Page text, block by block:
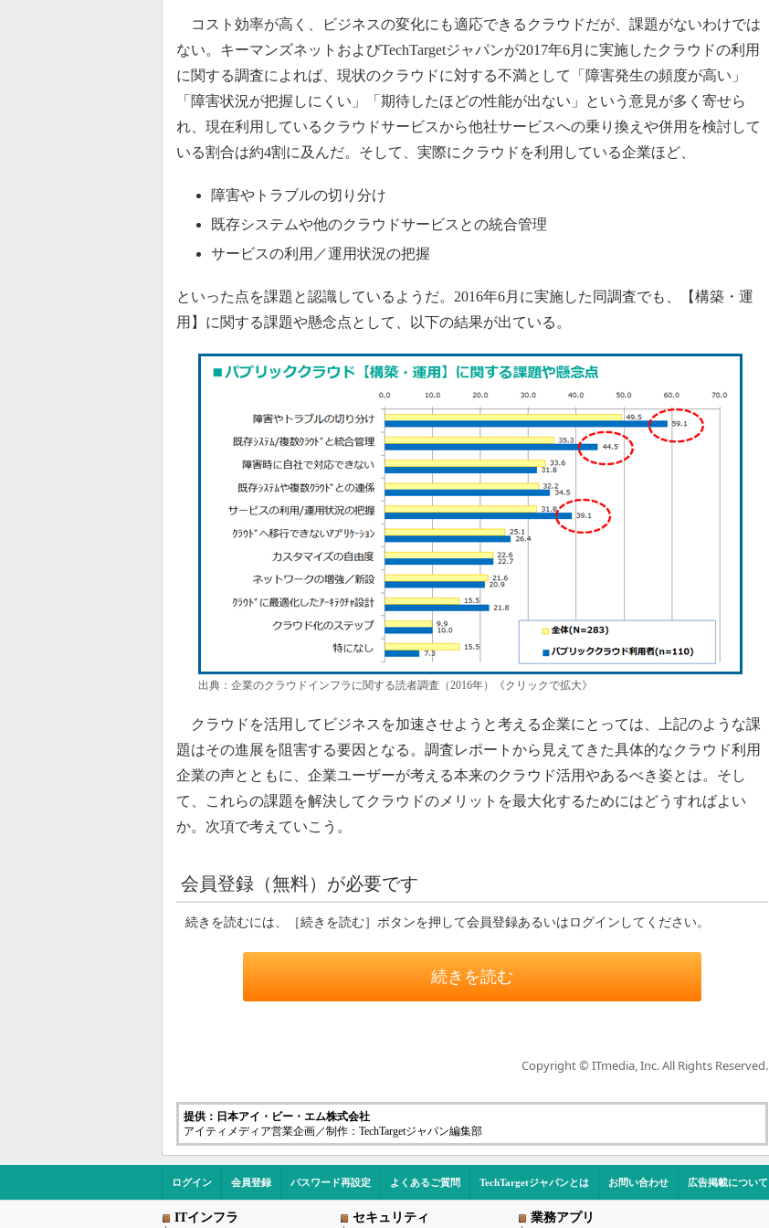
コスト効率が高く、ビジネスの変化にも適応できるクラウドだが、課題がないわけでは
ない。キーマンズネットおよびTechTargetジャパンが2017年6月に実施したクラウドの利用
に関する調査によれば、現状のクラウドに対する不満として「障害発生の頻度が高い」
「障害状況が把握しにくい」「期待したほどの性能が出ない」という意見が多く寄せら
れ、現在利用しているクラウドサービスから他社サービスへの乗り換えや併用を検討して
いる割合は約4割に及んだ。そして、実際にクラウドを利用している企業ほど、
障害やトラブルの切り分け
既存システムや他のクラウドサービスとの統合管理
サービスの利用／運用状況の把握
といった点を課題と認識しているようだ。2016年6月に実施した同調査でも、【構築・運
用】に関する課題や懸念点として、以下の結果が出ている。
出典：企業のクラウドインフラに関する読者調査（2016年）《クリックで拡大》
クラウドを活用してビジネスを加速させようと考える企業にとっては、上記のような課
題はその進展を阻害する要因となる。調査レポートから見えてきた具体的なクラウド利用
企業の声とともに、企業ユーザーが考える本来のクラウド活用やあるべき姿とは。そし
て、これらの課題を解決してクラウドのメリットを最大化するためにはどうすればよい
か。次項で考えていこう。
会員登録（無料）が必要です
続きを読むには、［続きを読む］ボタンを押して会員登録あるいはログインしてください。
続きを読む
Copyright © ITmedia, Inc. All Rights Reserved.
提供：日本アイ・ビー・エム株式会社
アイティメディア営業企画／制作：TechTargetジャパン編集部
ログイン 会員登録 パスワード再設定 よくあるご質問 TechTargetジャパンとは お問い合わせ 広告掲載について
ITインフラ セキュリティ 業務アプリ